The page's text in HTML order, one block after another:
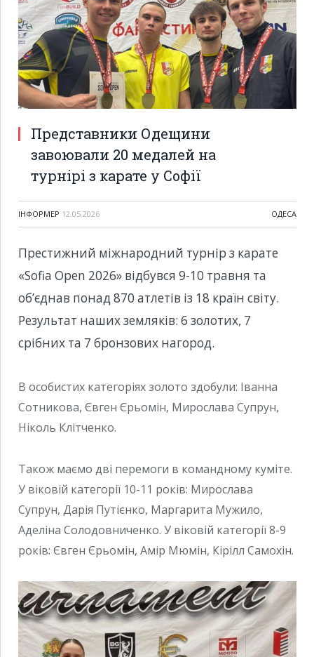
Представники Одещини
завоювали 20 медалей на
турнірі з карате у Софії
ІНФОРМЕР 12.05.2026 ОДЕСА
Престижний міжнародний турнір з карате
«Sofia Open 2026» відбувся 9-10 травня та
об’єднав понад 870 атлетів із 18 країн світу.
Результат наших земляків: 6 золотих, 7
срібних та 7 бронзових нагород.
В особистих категоріях золото здобули: Іванна
Сотникова, Євген Єрьомін, Мирослава Супрун,
Ніколь Клітченко.
Також маємо дві перемоги в командному куміте.
У віковій категорії 10-11 років: Мирослава
Супрун, Дарія Путієнко, Маргарита Мужило,
Аделіна Солодовниченко. У віковій категорії 8-9
років: Євген Єрьомін, Амір Мюмін, Кірілл Самохін.